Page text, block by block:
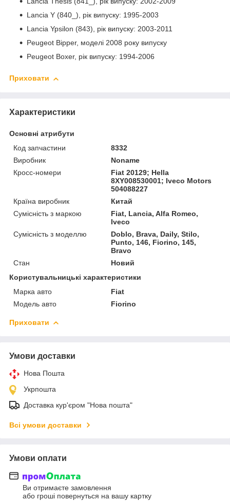
Lancia Y (840_), рік випуску: 1995-2003
Lancia Ypsilon (843), рік випуску: 2003-2011
Peugeot Bipper, моделі 2008 року випуску
Peugeot Boxer, рік випуску: 1994-2006
Приховати
Характеристики
Основні атрибути
Код запчастини
8332
Виробник
Noname
Кросс-номери
Fiat 20129; Hella
8XY008530001; Iveco Motors
504088227
Країна виробник
Китай
Сумісність з маркою
Fiat, Lancia, Alfa Romeo,
Iveco
Сумісність з моделлю
Doblo, Brava, Daily, Stilo,
Punto, 146, Fiorino, 145,
Bravo
Стан
Новий
Користувальницькі характеристики
Марка авто
Fiat
Модель авто
Fiorino
Приховати
Умови доставки
Нова Пошта
Укрпошта
Доставка кур'єром "Нова пошта"
Всі умови доставки
Умови оплати
Ви отримаєте замовлення
або гроші повернуться на вашу картку